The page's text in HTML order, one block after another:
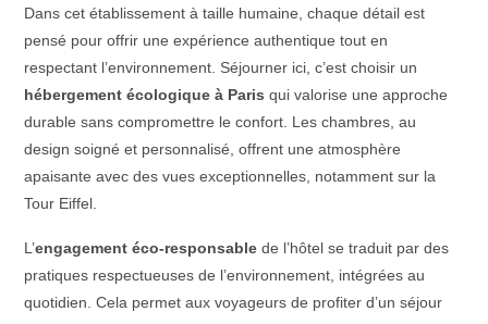
Dans cet établissement à taille humaine, chaque détail est
pensé pour offrir une expérience authentique tout en
respectant l’environnement. Séjourner ici, c’est choisir un
hébergement écologique à Paris qui valorise une approche
durable sans compromettre le confort. Les chambres, au
design soigné et personnalisé, offrent une atmosphère
apaisante avec des vues exceptionnelles, notamment sur la
Tour Eiffel.
L’engagement éco-responsable de l’hôtel se traduit par des
pratiques respectueuses de l’environnement, intégrées au
quotidien. Cela permet aux voyageurs de profiter d’un séjour